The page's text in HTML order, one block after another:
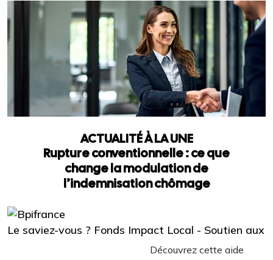
ACTUALITÉ À LA UNE
Rupture conventionnelle : ce que
change la modulation de
l’indemnisation chômage
Le saviez-vous ? Fonds Impact Local - Soutien aux
Découvrez cette aide